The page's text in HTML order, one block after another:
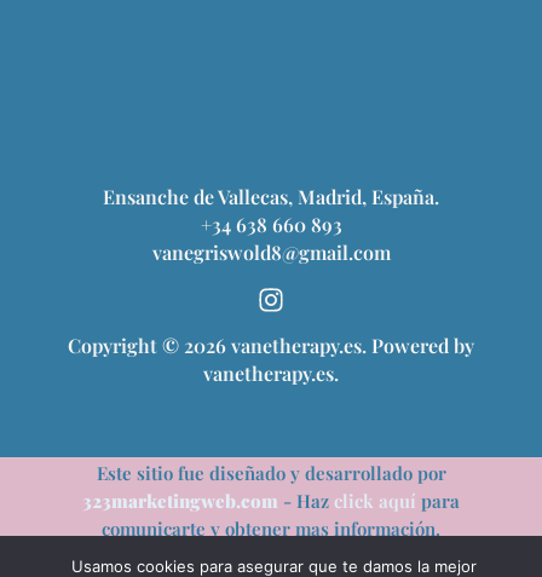
Ensanche de Vallecas, Madrid, España.
+34 638 660 893
vanegriswold8@gmail.com
Copyright © 2026 vanetherapy.es. Powered by
vanetherapy.es.
Este sitio fue diseñado y desarrollado por
323marketingweb.com - Haz click aquí para
comunicarte y obtener mas información.
Usamos cookies para asegurar que te damos la mejor